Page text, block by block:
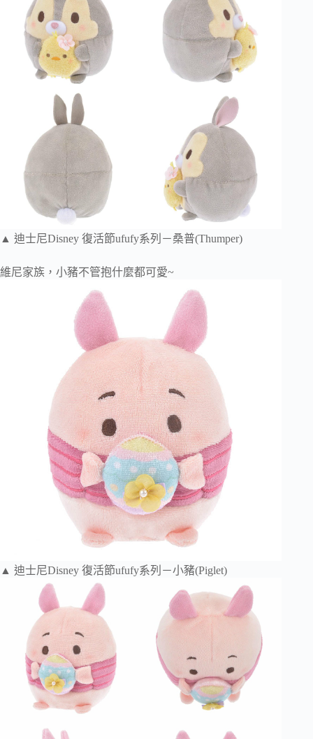
▲ 迪士尼Disney 復活節ufufy系列－桑普(Thumper)
維尼家族，小豬不管抱什麼都可愛~
▲ 迪士尼Disney 復活節ufufy系列－小豬(Piglet)